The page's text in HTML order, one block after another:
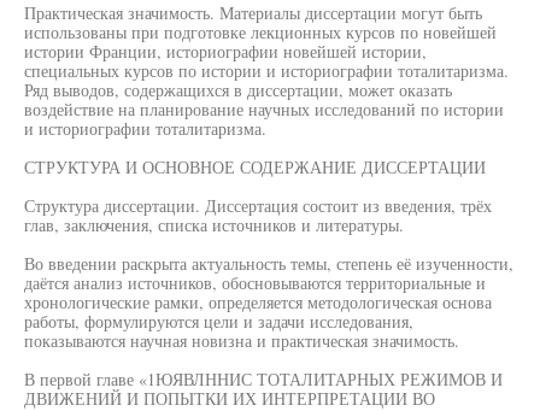
Практическая значимость. Материалы диссертации могут быть
использованы при подготовке лекционных курсов по новейшей
истории Франции, историографии новейшей истории,
специальных курсов по истории и историографии тоталитаризма.
Ряд выводов, содержащихся в диссертации, может оказать
воздействие на планирование научных исследований по истории
и историографии тоталитаризма.
СТРУКТУРА И ОСНОВНОЕ СОДЕРЖАНИЕ ДИССЕРТАЦИИ
Структура диссертации. Диссертация состоит из введения, трёх
глав, заключения, списка источников и литературы.
Во введении раскрыта актуальность темы, степень её изученности,
даётся анализ источников, обосновываются территориальные и
хронологические рамки, определяется методологическая основа
работы, формулируются цели и задачи исследования,
показываются научная новизна и практическая значимость.
В первой главе «1ЮЯВЛННИС ТОТАЛИТАРНЫХ РЕЖИМОВ И
ДВИЖЕНИЙ И ПОПЫТКИ ИХ ИНТЕРПРЕТАЦИИ ВО